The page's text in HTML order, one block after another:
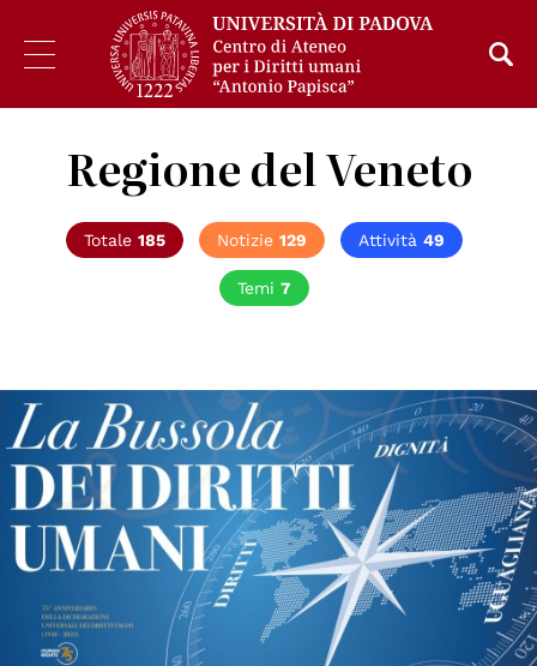
Regione del Veneto
Totale 185 Notizie 129 Attività 49
Temi 7